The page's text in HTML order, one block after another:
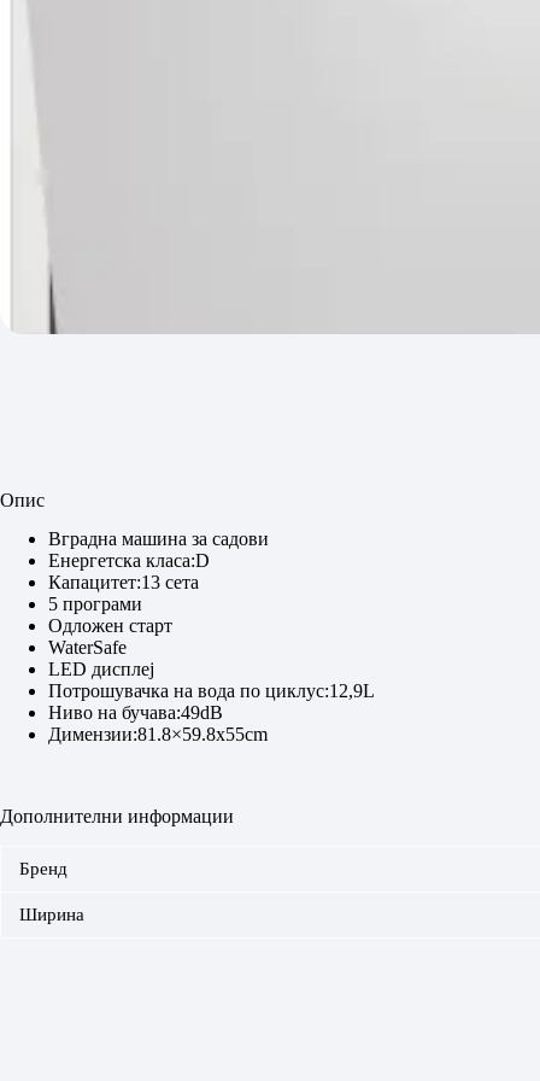
Опис
Вградна машина за садови
Енергетска класа:D
Капацитет:13 сета
5 програми
Одложен старт
WaterSafe
LED дисплеј
Потрошувачка на вода по циклус:12,9L
Ниво на бучава:49dB
Димензии:81.8×59.8x55cm
Дополнителни информации
Бренд
Ширина